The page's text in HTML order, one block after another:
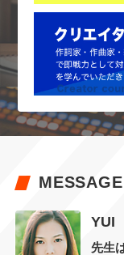
YUI
先生